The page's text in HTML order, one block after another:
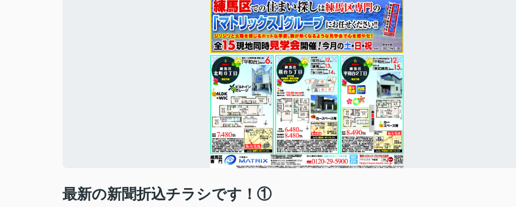
最新の新聞折込チラシです！①